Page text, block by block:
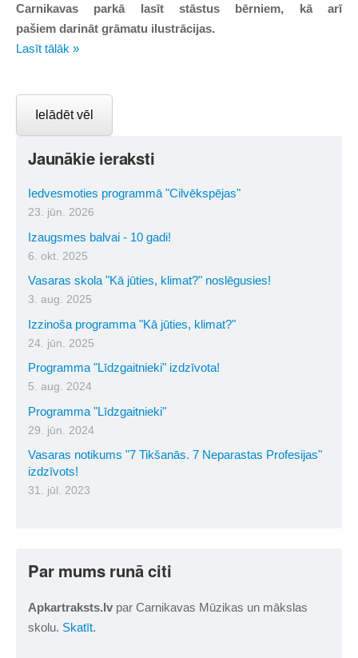
Jaunākie ieraksti
Iedvesmoties programmā "Cilvēkspējas"
23. jūn. 2026
Izaugsmes balvai - 10 gadi!
6. okt. 2025
Vasaras skola "Kā jūties, klimat?" noslēgusies!
3. aug. 2025
Izzinoša programma "Kā jūties, klimat?"
24. jūn. 2025
Programma "Līdzgaitnieki" izdzīvota!
5. aug. 2024
Programma "Līdzgaitnieki"
29. jūn. 2024
Vasaras notikums "7 Tikšanās. 7 Neparastas Profesijas"
izdzīvots!
31. jūl. 2023
Par mums runā citi
Apkartraksts.lv par Carnikavas Mūzikas un mākslas
skolu. Skatīt.
Carnikavas parkā lasīt stāstus bērniem, kā arī
pašiem darināt grāmatu ilustrācijas.
Lasīt tālāk »
Ielādēt vēl